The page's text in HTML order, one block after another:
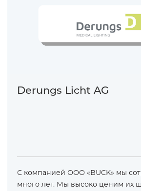
Derungs Licht AG
С компанией ООО «BUCK» мы
много лет. Мы высоко ценим их